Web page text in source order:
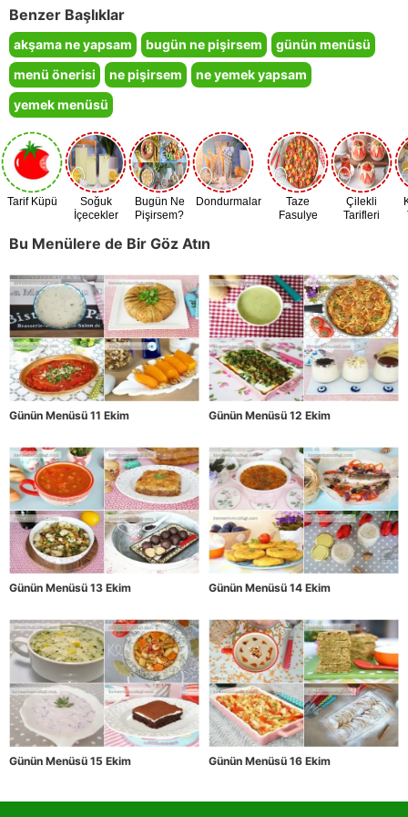
Benzer Başlıklar
akşama ne yapsam bugün ne pişirsem
günün menüsü
menü önerisi
ne pişirsem
ne yemek yapsam
yemek menüsü
Tarif Küpü
Soğuk
İçecekler
Bugün Ne
Pişirsem?
Dondurmalar
Taze
Fasulye
Çilekli
Tarifleri
Bu Menülere de Bir Göz Atın
Günün Menüsü 11 Ekim Günün Menüsü 12 Ekim
Günün Menüsü 13 Ekim Günün Menüsü 14 Ekim
Günün Menüsü 15 Ekim Günün Menüsü 16 Ekim